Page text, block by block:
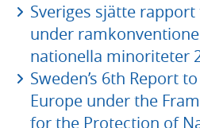
Sveriges sjätte
under
nationella minoriteter
Sweden’s 6th Report
Europe under the
for the Protection of